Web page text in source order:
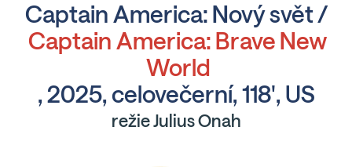
Captain America: Nový svět /
Captain America: Brave New
World
, 2025, celovečerní, 118', US
režie Julius Onah